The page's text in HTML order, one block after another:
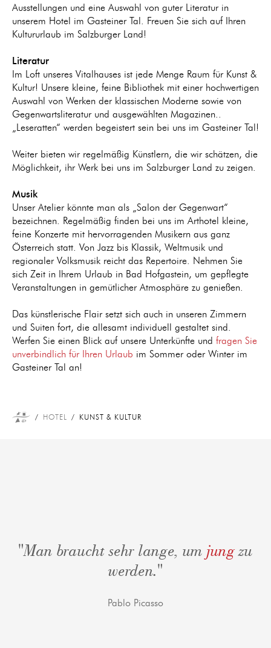
Ausstellungen und eine Auswahl von guter Literatur in
unserem Hotel im Gasteiner Tal. Freuen Sie sich auf Ihren
Kultururlaub im Salzburger Land!
Literatur
Im Loft unseres Vitalhauses ist jede Menge Raum für Kunst &
Kultur! Unsere kleine, feine Bibliothek mit einer hochwertigen
Auswahl von Werken der klassischen Moderne sowie von
Gegenwartsliteratur und ausgewählten Magazinen..
„Leseratten“ werden begeistert sein bei uns im Gasteiner Tal!
Weiter bieten wir regelmäßig Künstlern, die wir schätzen, die
Möglichkeit, ihr Werk bei uns im Salzburger Land zu zeigen.
Musik
Unser Atelier könnte man als „Salon der Gegenwart“
bezeichnen. Regelmäßig finden bei uns im Arthotel kleine,
feine Konzerte mit hervorragenden Musikern aus ganz
Österreich statt. Von Jazz bis Klassik, Weltmusik und
regionaler Volksmusik reicht das Repertoire. Nehmen Sie
sich Zeit in Ihrem Urlaub in Bad Hofgastein, um gepflegte
Veranstaltungen in gemütlicher Atmosphäre zu genießen.
Das künstlerische Flair setzt sich auch in unseren Zimmern
und Suiten fort, die allesamt individuell gestaltet sind.
Werfen Sie einen Blick auf unsere Unterkünfte und fragen Sie
unverbindlich für Ihren Urlaub im Sommer oder Winter im
Gasteiner Tal an!
HOTEL KUNST & KULTUR
"Man braucht sehr lange, um jungzu
werden."
Pablo Picasso